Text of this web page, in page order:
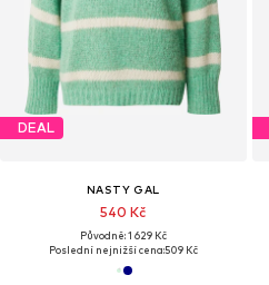
DEAL
NASTY GAL
540 Kč
Původně: 1 629 Kč
Poslední nejnižší cena:509 Kč